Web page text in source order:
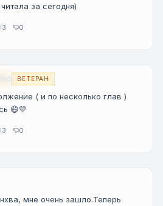
за сегодня)
3 0
ВЕТЕРАН
( и по несколько глав )
😄💛
3 0
мне очень зашло.Теперь